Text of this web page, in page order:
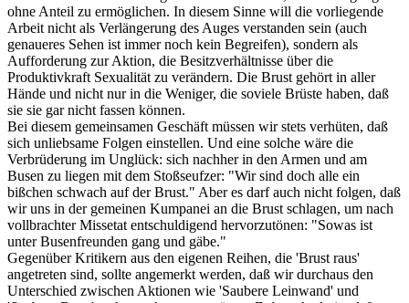
ohne Anteil zu ermöglichen. In diesem Sinne will die vorliegende
Arbeit nicht als Verlängerung des Auges verstanden sein (auch
genaueres Sehen ist immer noch kein Begreifen), sondern als
Aufforderung zur Aktion, die Besitzverhältnisse über die
Produktivkraft Sexualität zu verändern. Die Brust gehört in aller
Hände und nicht nur in die Weniger, die soviele Brüste haben, daß
sie sie gar nicht fassen können.
Bei diesem gemeinsamen Geschäft müssen wir stets verhüten, daß
sich unliebsame Folgen einstellen. Und eine solche wäre die
Verbrüderung im Unglück: sich nachher in den Armen und am
Busen zu liegen mit dem Stoßseufzer: "Wir sind doch alle ein
bißchen schwach auf der Brust." Aber es darf auch nicht folgen, daß
wir uns in der gemeinen Kumpanei an die Brust schlagen, um nach
vollbrachter Missetat entschuldigend hervorzutönen: "Sowas ist
unter Busenfreunden gang und gäbe."
Gegenüber Kritikern aus den eigenen Reihen, die 'Brust raus'
angetreten sind, sollte angemerkt werden, daß wir durchaus den
Unterschied zwischen Aktionen wie 'Saubere Leinwand' und